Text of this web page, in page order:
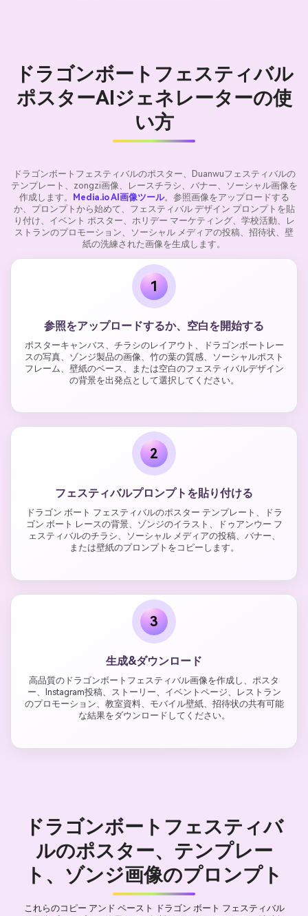
ドラゴンボートフェスティバル
ポスターAIジェネレーターの使
い方
ドラゴンボートフェスティバルのポスター、Duanwuフェスティバルの
テンプレート、zongzi画像、レースチラシ、バナー、ソーシャル画像を
作成します。 Media.io AI画像ツール。参照画像をアップロードする
か、プロンプトから始めて、フェスティバル デザイン プロンプトを貼
り付け、イベント ポスター、ホリデー マーケティング、学校活動、レ
ストランのプロモーション、ソーシャル メディアの投稿、招待状、壁
紙の洗練された画像を生成します。
1
参照をアップロードするか、空白を開始する
ポスターキャンバス、チラシのレイアウト、ドラゴンボートレー
スの写真、ゾンジ製品の画像、竹の葉の質感、ソーシャルポスト
フレーム、壁紙のベース、または空白のフェスティバルデザイン
の背景を出発点として選択してください。
2
フェスティバルプロンプトを貼り付ける
ドラゴン ボート フェスティバルのポスター テンプレート、ドラ
ゴン ボート レースの背景、ゾンジのイラスト、ドゥアンウー フ
ェスティバルのチラシ、ソーシャル メディアの投稿、バナー、
または壁紙のプロンプトをコピーします。
3
生成&ダウンロード
高品質のドラゴンボートフェスティバル画像を作成し、ポスタ
ー、Instagram投稿、ストーリー、イベントページ、レストラン
のプロモーション、教室資料、モバイル壁紙、招待状の共有可能
な結果をダウンロードしてください。
ドラゴンボートフェスティバ
ルのポスター、テンプレー
ト、ゾンジ画像のプロンプト
これらのコピー アンド ペースト ドラゴン ボート フェスティバル